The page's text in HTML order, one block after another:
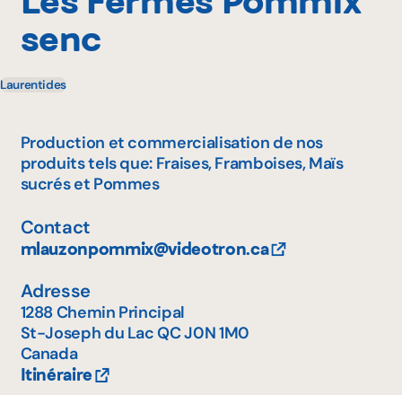
senc
Laurentides
Production et commercialisation de nos
produits tels que: Fraises, Framboises, Maïs
sucrés et Pommes
Contact
mlauzonpommix@videotron.ca
Adresse
1288 Chemin Principal
St-Joseph du LacQCJ0N 1M0
Canada
Itinéraire